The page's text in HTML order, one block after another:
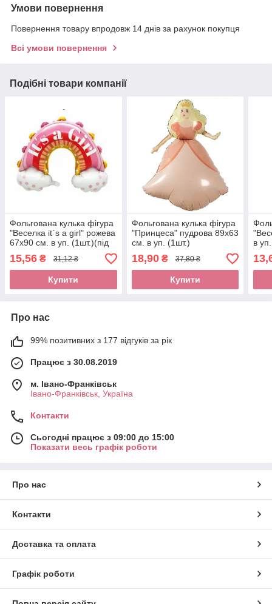
Умови повернення
Повернення товару впродовж 14 днів за рахунок покупця
Всі умови повернення
Подібні товари компанії
Фольгована кулька фігура
"Веселка it`s a girl" рожева
67х90 см. в уп. (1шт.)(під
повітря)
15,56 ₴ 31,12 ₴
Купити
Фольгована кулька фігура
"Принцеса" пудрова 89х63
см. в уп. (1шт.)
18,90₴ 37,80 ₴
Купити
в
Про нас
99% позитивних з 177 відгуків за рік
Працює з 30.08.2019
м. Івано-Франківськ
Івано-Франківськ, Україна
Контакти
Сьогодні працює з 09:00 до 15:00
Показати весь графік роботи
Про нас
Контакти
Доставка та оплата
Графік роботи